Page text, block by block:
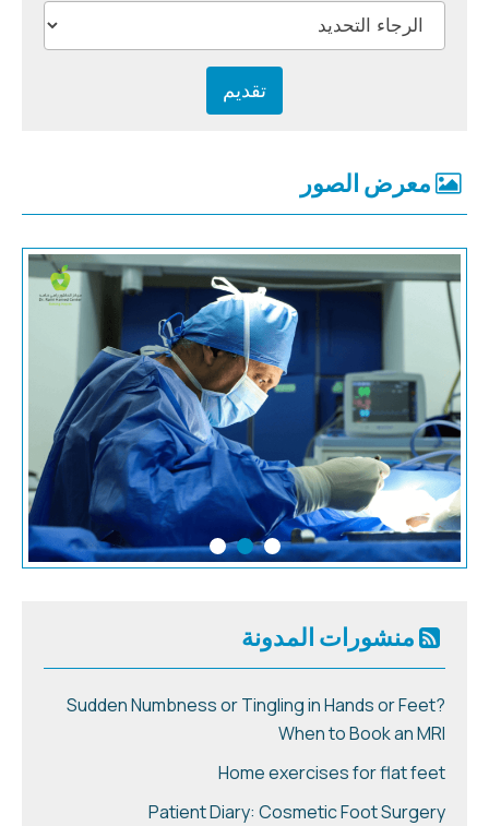
معرض الصور
منشورات المدونة
Sudden Numbness or Tingling in Hands or Feet?
When to Book an MRI
Home exercises for flat feet
Patient Diary: Cosmetic Foot Surgery